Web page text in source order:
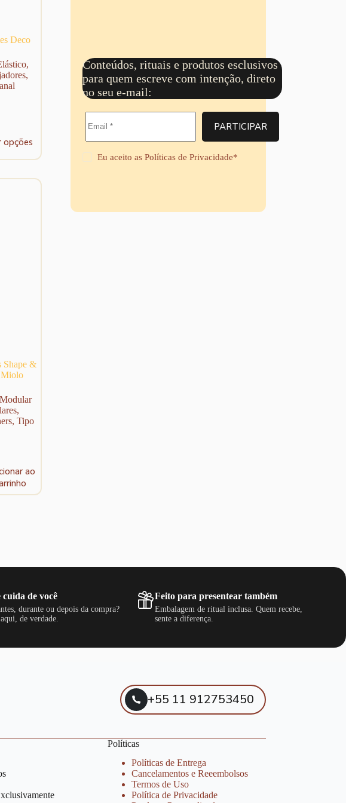
Deco
,
,
opções
Shape &
Miolo
Modular
,
, Tipo
ao
$
6
8
9
r
a
v
s
,
Conteúdos, rituais e produtos esclusivos
para quem escreve com intenção, direto
no seu e-mail:
PARTICIPAR
Eu aceito asPolíticas de Privacidade*
cuida de você
durante ou depois da compra?
de verdade.
Feito para presentear também
Embalagem de ritual inclusa. Quem recebe,
sente a diferença.
+55 11 912753450
Políticas
Políticas de Entrega
Cancelamentos e Reeembolsos
Termos de Uso
Política de Privacidade